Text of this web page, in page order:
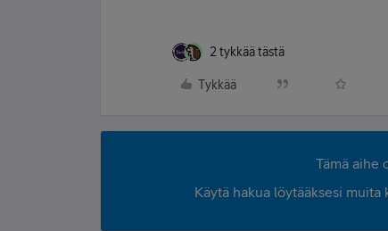
2 tykkää tästä
Tykkää
Tämä aihe
Käytä hakua löytääksesi